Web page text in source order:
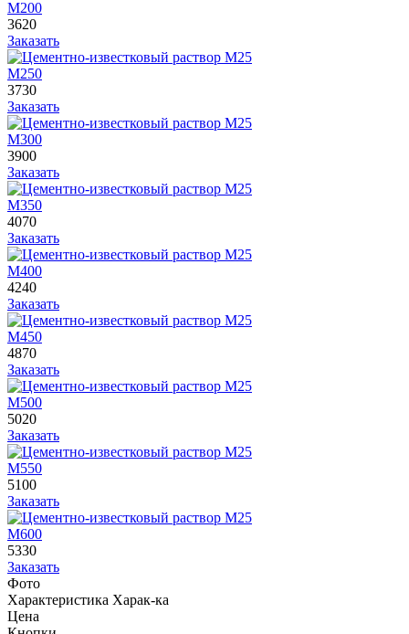
М200
3620
Заказать
М250
3730
Заказать
М300
3900
Заказать
М350
4070
Заказать
М400
4240
Заказать
М450
4870
Заказать
М500
5020
Заказать
М550
5100
Заказать
М600
5330
Заказать
Фото
Характеристика Харак-ка
Цена